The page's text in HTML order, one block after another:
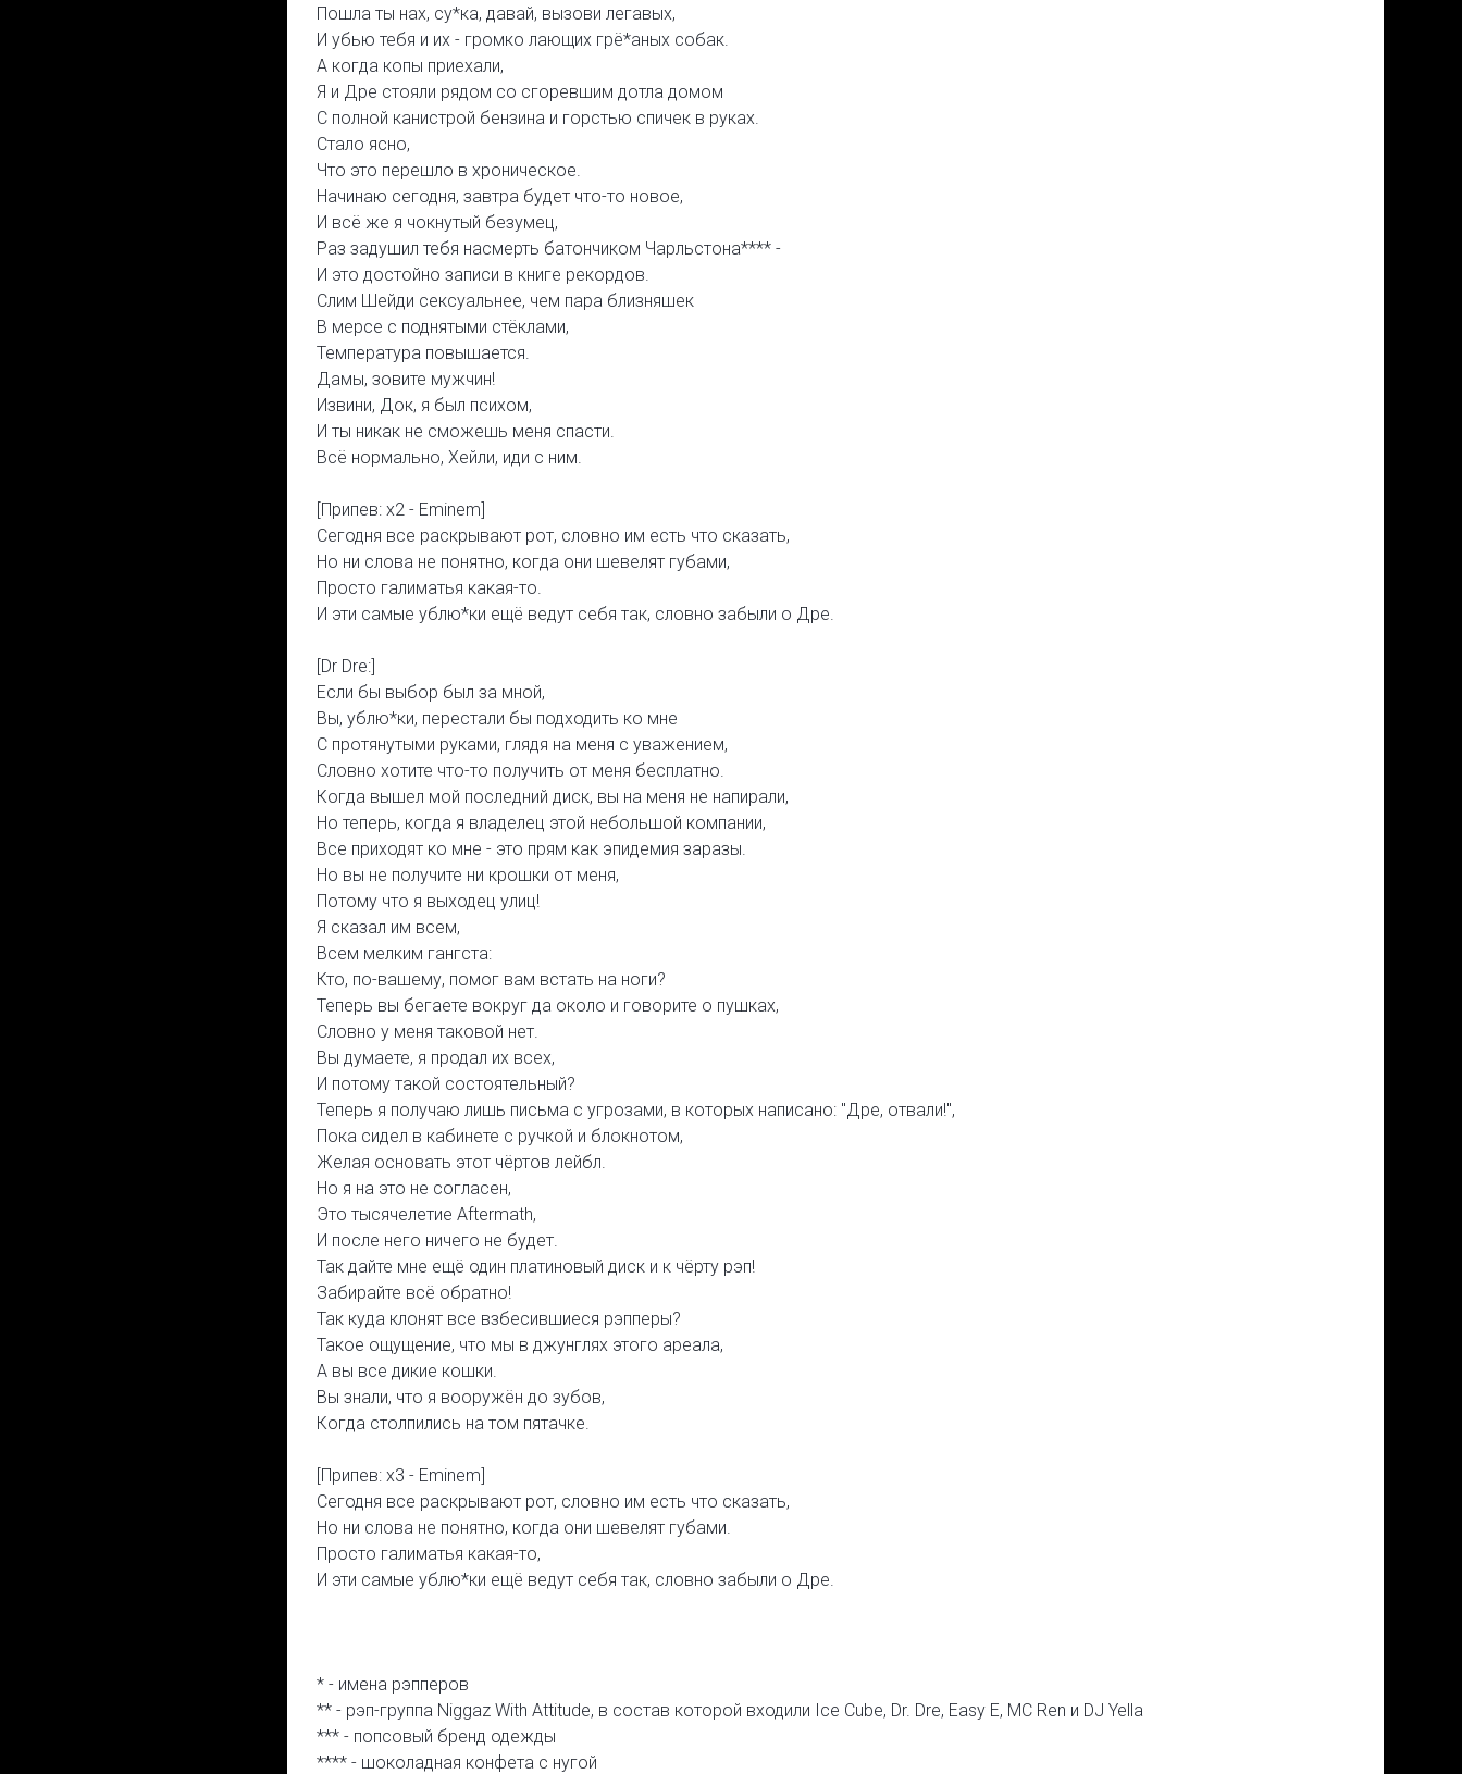
Пошла ты нах, су*ка, давай, вызови легавых,
И убью тебя и их - громко лающих грё*аных собак.
А когда копы приехали,
Я и Дре стояли рядом со сгоревшим дотла домом
С полной канистрой бензина и горстью спичек в руках.
Стало ясно,
Что это перешло в хроническое.
Начинаю сегодня, завтра будет что-то новое,
И всё же я чокнутый безумец,
Раз задушил тебя насмерть батончиком Чарльстона**** -
И это достойно записи в книге рекордов.
Слим Шейди сексуальнее, чем пара близняшек
В мерсе с поднятыми стёклами,
Температура повышается.
Дамы, зовите мужчин!
Извини, Док, я был психом,
И ты никак не сможешь меня спасти.
Всё нормально, Хейли, иди с ним.
[Припев: x2 - Eminem]
Сегодня все раскрывают рот, словно им есть что сказать,
Но ни слова не понятно, когда они шевелят губами,
Просто галиматья какая-то.
И эти самые ублю*ки ещё ведут себя так, словно забыли о Дре.
[Dr Dre:]
Если бы выбор был за мной,
Вы, ублю*ки, перестали бы подходить ко мне
С протянутыми руками, глядя на меня с уважением,
Словно хотите что-то получить от меня бесплатно.
Когда вышел мой последний диск, вы на меня не напирали,
Но теперь, когда я владелец этой небольшой компании,
Все приходят ко мне - это прям как эпидемия заразы.
Но вы не получите ни крошки от меня,
Потому что я выходец улиц!
Я сказал им всем,
Всем мелким гангста:
Кто, по-вашему, помог вам встать на ноги?
Теперь вы бегаете вокруг да около и говорите о пушках,
Словно у меня таковой нет.
Вы думаете, я продал их всех,
И потому такой состоятельный?
Теперь я получаю лишь письма с угрозами, в которых написано: "Дре, отвали!",
Пока сидел в кабинете с ручкой и блокнотом,
Желая основать этот чёртов лейбл.
Но я на это не согласен,
Это тысячелетие Aftermath,
И после него ничего не будет.
Так дайте мне ещё один платиновый диск и к чёрту рэп!
Забирайте всё обратно!
Так куда клонят все взбесившиеся рэпперы?
Такое ощущение, что мы в джунглях этого ареала,
А вы все дикие кошки.
Вы знали, что я вооружён до зубов,
Когда столпились на том пятачке.
[Припев: x3 - Eminem]
Сегодня все раскрывают рот, словно им есть что сказать,
Но ни слова не понятно, когда они шевелят губами.
Просто галиматья какая-то,
И эти самые ублю*ки ещё ведут себя так, словно забыли о Дре.
* - имена рэпперов
** - рэп-группа Niggaz With Attitude, в состав которой входили Ice Cube, Dr. Dre, Easy E, MC Ren и DJ Yella
*** - попсовый бренд одежды
**** - шоколадная конфета с нугой